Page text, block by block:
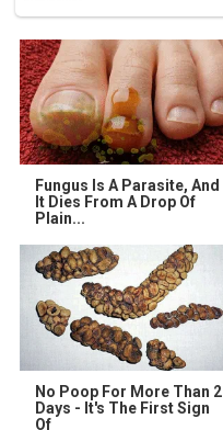
Fungus Is A Parasite, And
It Dies From A Drop Of
Plain...
No Poop For More Than 2
Days - It's The First Sign
Of